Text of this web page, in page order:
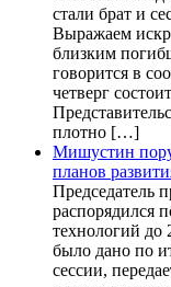
стали брат и
Выражаем
близким
говорится в
четверг
плотно […]
Мишустин
планов
Председатель
распорядился
технологий до
было дано по
сессии,